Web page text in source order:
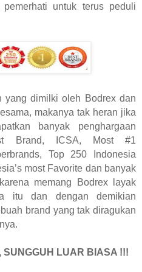
untuk terus peduli
yang dimilki oleh Bodrex dan
makanya tak heran jika
banyak penghargaan
Brand, ICSA, Most #1
Top 250 Indonesia
most Favorite dan banyak
memang Bodrex layak
itu dan dengan demikian
brand yang tak diragukan
LUAR BIASA !!!